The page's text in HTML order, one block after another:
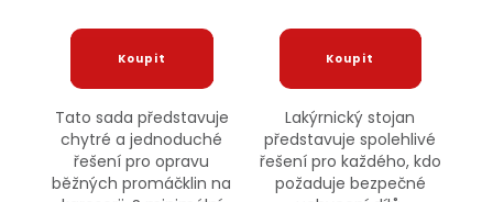
Tato sada představuje
chytré a jednoduché
řešení pro opravu
běžných promáčklin na
Lakýrnický stojan
představuje spolehlivé
řešení pro každého, kdo
požaduje bezpečné